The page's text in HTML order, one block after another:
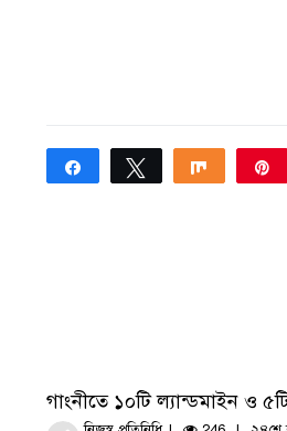
Share Tweet Share
গাংনীতে ১০টি ল্যান্ডমাইন ও